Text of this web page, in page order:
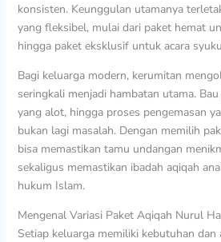
konsisten. Keunggulan utamanya
yang fleksibel, mulai dari paket hemat
hingga paket eksklusif untuk acara
Bagi keluarga modern, kerumitan
seringkali menjadi hambatan utama.
yang alot, hingga proses pengemasan
bukan lagi masalah. Dengan memilih
bisa memastikan tamu undangan
sekaligus memastikan ibadah aqiqah
hukum Islam.
Mengenal Variasi Paket Aqiqah Nurul
Setiap keluarga memiliki kebutuhan dan